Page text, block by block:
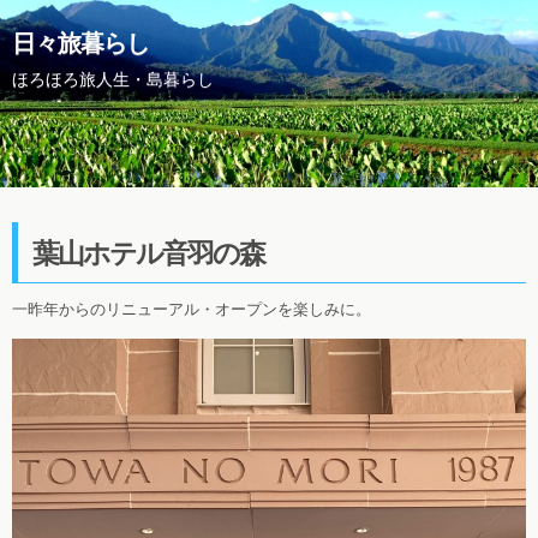
日々旅暮らし
ほろほろ旅人生・島暮らし
葉山ホテル音羽の森
一昨年からのリニューアル・オープンを楽しみに。